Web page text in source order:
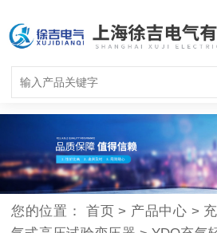
您的位置： 首页 > 产品中心 >